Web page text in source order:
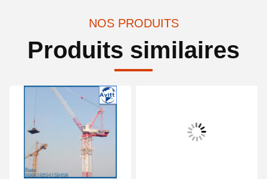
NOS PRODUITS
Produits similaires